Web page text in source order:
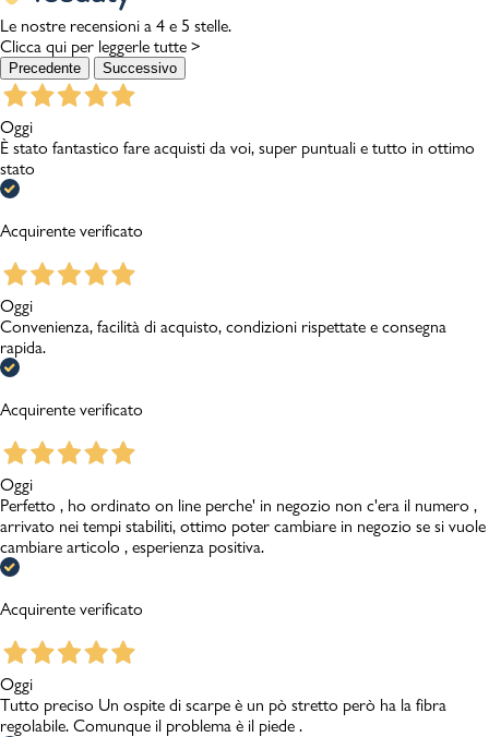
Le nostre recensioni a 4 e 5 stelle.
Clicca qui per leggerle tutte >
Precedente Successivo
Oggi
È stato fantastico fare acquisti da voi, super puntuali e tutto in ottimo
stato
Acquirente verificato
Oggi
Convenienza, facilità di acquisto, condizioni rispettate e consegna
rapida.
Acquirente verificato
Oggi
Perfetto , ho ordinato on line perche' in negozio non c'era il numero ,
arrivato nei tempi stabiliti, ottimo poter cambiare in negozio se si vuole
cambiare articolo , esperienza positiva.
Acquirente verificato
Oggi
Tutto preciso Un ospite di scarpe è un pò stretto però ha la fibra
regolabile. Comunque il problema è il piede .